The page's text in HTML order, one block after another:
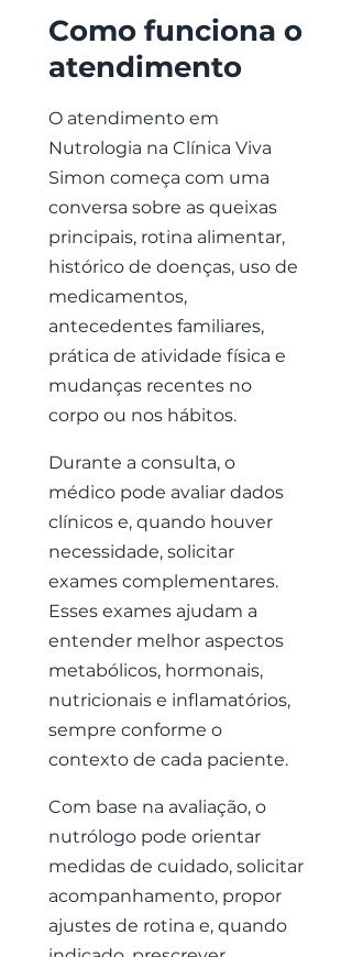
Como funciona o
atendimento
O atendimento em
Nutrologia na Clínica Viva
Simon começa com uma
conversa sobre as queixas
principais, rotina alimentar,
histórico de doenças, uso de
medicamentos,
antecedentes familiares,
prática de atividade física e
mudanças recentes no
corpo ou nos hábitos.
Durante a consulta, o
médico pode avaliar dados
clínicos e, quando houver
necessidade, solicitar
exames complementares.
Esses exames ajudam a
entender melhor aspectos
metabólicos, hormonais,
nutricionais e inflamatórios,
sempre conforme o
contexto de cada paciente.
Com base na avaliação, o
nutrólogo pode orientar
medidas de cuidado, solicitar
acompanhamento, propor
ajustes de rotina e, quando